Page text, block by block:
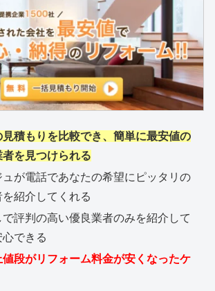
積もりを比較でき、簡単に最安値の
者を見つけられる
ュが電話であなたの希望にピッタリの
紹介してくれる
評判の高い優良業者のみを紹介して
心できる
値段がリフォーム料金が安くなったケ